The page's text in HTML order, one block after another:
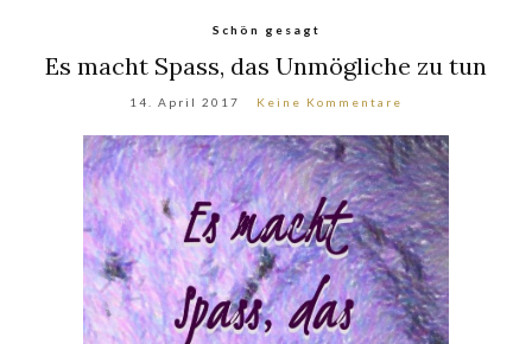
Schön gesagt
Es macht Spass, das Unmögliche zu tun
14. April 2017 Keine Kommentare